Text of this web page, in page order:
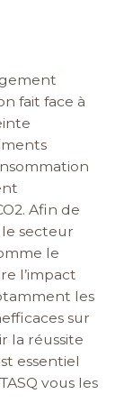
fait face à
Afin de
secteur
le
l’impact
les
sur
la réussite
essentiel
vous les